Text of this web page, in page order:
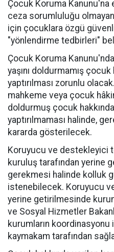
Çocuk Koruma Kanunu'na
ceza sorumluluğu
için çocuklara özgü
"yönlendirme tedbirleri"
Çocuk Koruma
yaşını doldurmamış
yaptırılması zorunlu
mahkeme veya çocuk
doldurmuş çocuk
yaptırılmaması halinde,
kararda gösterilecek.
Koruyucu ve destekleyici
kuruluş tarafından yerine
gerekmesi halinde kolluk
istenebilecek. Koruyucu
yerine getirilmesinde
ve Sosyal Hizmetler
kurumların
kaymakam tarafından